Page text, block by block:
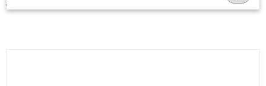
€ 27,28